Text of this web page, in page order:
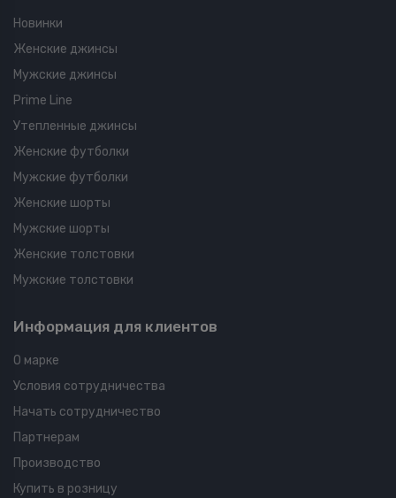
Новинки
Женские джинсы
Мужские джинсы
Prime Line
Утепленные джинсы
Женские футболки
Мужские футболки
Женские шорты
Мужские шорты
Женские толстовки
Мужские толстовки
Информация для клиентов
О марке
Условия сотрудничества
Начать сотрудничество
Партнерам
Производство
Купить в розницу